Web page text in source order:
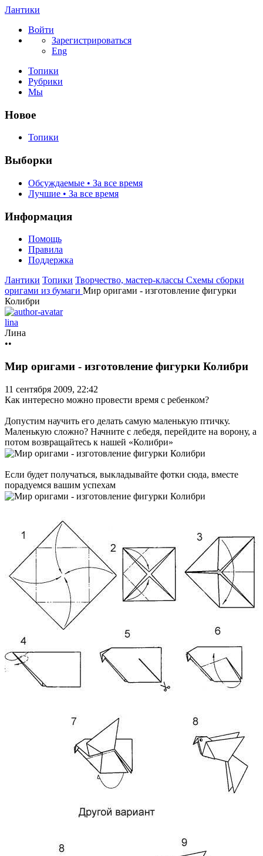
Лантики
Войти
Зарегистрироваться
Eng
Топики
Рубрики
Мы
Новое
Топики
Выборки
Обсуждаемые • За все время
Лучшие • За все время
Информация
Помощь
Правила
Поддержка
Лантики Топики Творчество, мастер-классы Схемы сборки
оригами из бумаги Мир оригами - изготовление фигурки
Колибри
lina
Лина
••
Мир оригами - изготовление фигурки Колибри
11 сентября 2009, 22:42
Как интересно можно провести время с ребенком?
Допустим научить его делать самую маленькую птичку.
Маленькую сложно? Начните с лебедя, перейдите на ворону, а
потом возвращайтесь к нашей «Колибри»
Если будет получаться, выкладывайте фотки сюда, вместе
порадуемся вашим успехам